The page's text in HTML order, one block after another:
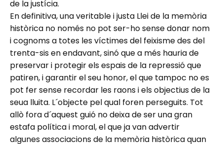
de la justícia.
En definitiva, una veritable i justa Llei de la memòria
històrica no només no pot ser-ho sense donar nom
i cognoms a totes les víctimes del feixisme des del
trenta-sis en endavant, sinó que a més hauria de
preservar i protegir els espais de la repressió que
patiren, i garantir el seu honor, el que tampoc no es
pot fer sense recordar les raons i els objectius de la
seua lluita. L´objecte pel qual foren perseguits. Tot
allò fora d´aquest guió no deixa de ser una gran
estafa política i moral, el que ja van advertir
algunes associacions de la memòria històrica quan